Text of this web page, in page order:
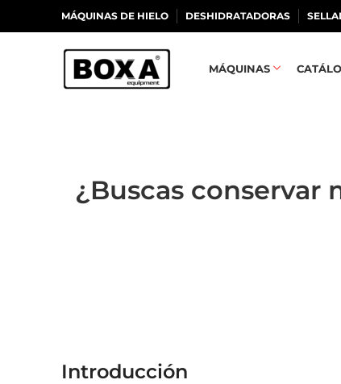
MÁQUINAS DE HIELO DESHIDRATADORAS
MÁQUINAS
¿Buscas conservar
Introducción